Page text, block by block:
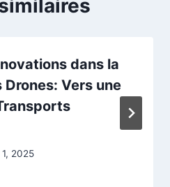
dans la
Vers une
1, 2025